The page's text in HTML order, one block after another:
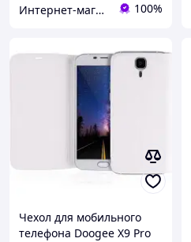
Интернет-магазин "UNISHOP" 100%
Чехол для мобильного
телефона Doogee X9 Pro